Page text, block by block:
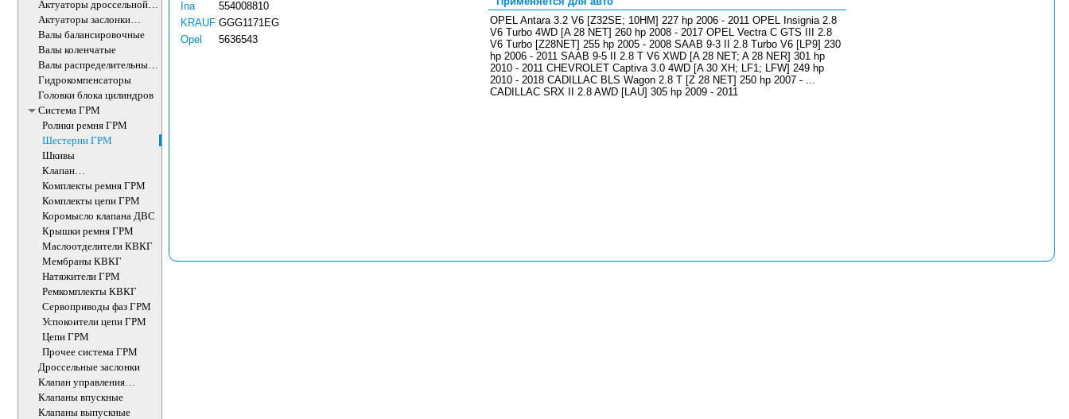
Актуаторы дроссельной
заслонки
Актуаторы заслонки
впускного коллектора
Валы балансировочные
Валы коленчатые
Валы распределительные
ДВС
Гидрокомпенсаторы
Головки блока цилиндров
Система ГРМ
Ролики ремня ГРМ
Шестерни ГРМ
Шкивы
Клапан
электромагнитный
изменения фаз ГРМ
Комплекты ремня ГРМ
Комплекты цепи ГРМ
Коромысло клапана ДВС
Крышки ремня ГРМ
Маслоотделители КВКГ
Мембраны КВКГ
Натяжители ГРМ
Ремкомплекты КВКГ
Сервоприводы фаз ГРМ
Успокоители цепи ГРМ
Цепи ГРМ
Прочее система ГРМ
Дроссельные заслонки
Клапан управления
впускного коллектора
Клапаны впускные
Клапаны выпускные
Ina
554008810
KRAUF GGG1171EG
Opel
5636543
OPEL Antara 3.2 V6 [Z32SE; 10HM] 227 hp 2006 - 2011 OPEL Insignia 2.8
V6 Turbo 4WD [A 28 NET] 260 hp 2008 - 2017 OPEL Vectra C GTS III 2.8
V6 Turbo [Z28NET] 255 hp 2005 - 2008 SAAB 9-3 II 2.8 Turbo V6 [LP9] 230
hp 2006 - 2011 SAAB 9-5 II 2.8 T V6 XWD [A 28 NET; A 28 NER] 301 hp
2010 - 2011 CHEVROLET Captiva 3.0 4WD [A 30 XH; LF1; LFW] 249 hp
2010 - 2018 CADILLAC BLS Wagon 2.8 T [Z 28 NET] 250 hp 2007 - ...
CADILLAC SRX II 2.8 AWD [LAU] 305 hp 2009 - 2011